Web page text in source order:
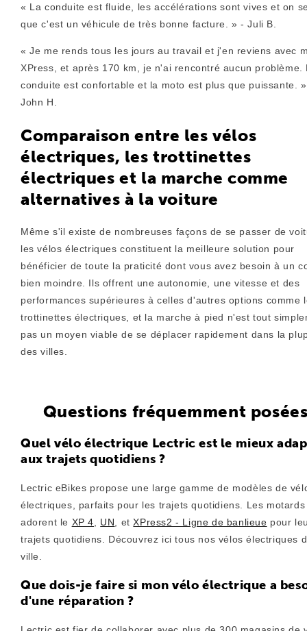
« La conduite est fluide, les accélérations sont vives et on
que c'est un véhicule de très bonne facture. » - Juli B.
« Je me rends tous les jours au travail et j'en reviens avec
XPress, et après 170 km, je n'ai rencontré aucun problème.
conduite est confortable et la moto est plus que puissante.
John H.
Comparaison entre les vélos
électriques, les trottinettes
électriques et la marche comme
alternatives à la voiture
Même s'il existe de nombreuses façons de se passer de
les vélos électriques constituent la meilleure solution pour
bénéficier de toute la praticité dont vous avez besoin à un
bien moindre. Ils offrent une autonomie, une vitesse et des
performances supérieures à celles d'autres options comme
trottinettes électriques, et la marche à pied n'est tout
pas un moyen viable de se déplacer rapidement dans la
des villes.
Questions fréquemment
Quel vélo électrique Lectric est le mieux
aux trajets quotidiens ?
Lectric eBikes propose une large gamme de modèles de
électriques, parfaits pour les trajets quotidiens. Les motards
adorent le XP 4 UN , etXPress2 - Ligne de banlieue pour
trajets quotidiens. Découvrez ici tous nos vélos électriques
ville.
Que dois-je faire si mon vélo électrique a
d'une réparation ?